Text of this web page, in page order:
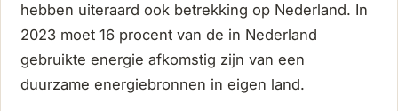
hebben uiteraard ook betrekking op Nederland. In
2023 moet 16 procent van de in Nederland
gebruikte energie afkomstig zijn van een
duurzame energiebronnen in eigen land.